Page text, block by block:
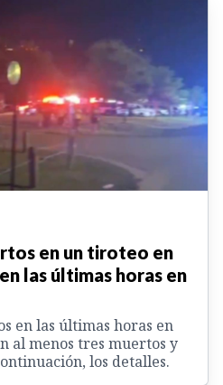
en un tiroteo en
las últimas horas en
en las últimas horas en
al menos tres muertos y
los detalles.